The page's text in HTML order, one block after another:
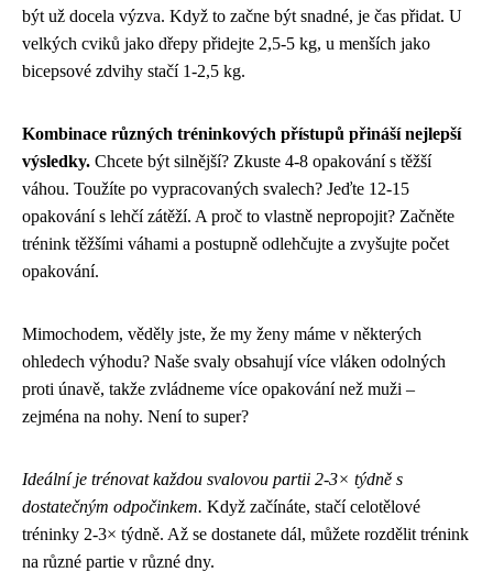
být už docela výzva. Když to začne být snadné, je čas přidat. U
velkých cviků jako dřepy přidejte 2,5-5 kg, u menších jako
bicepsové zdvihy stačí 1-2,5 kg.
Kombinace různých tréninkových přístupů přináší nejlepší
výsledky. Chcete být silnější? Zkuste 4-8 opakování s těžší
váhou. Toužíte po vypracovaných svalech? Jeďte 12-15
opakování s lehčí zátěží. A proč to vlastně nepropojit? Začněte
trénink těžšími váhami a postupně odlehčujte a zvyšujte počet
opakování.
Mimochodem, věděly jste, že my ženy máme v některých
ohledech výhodu? Naše svaly obsahují více vláken odolných
proti únavě, takže zvládneme více opakování než muži –
zejména na nohy. Není to super?
Ideální je trénovat každou svalovou partii 2-3× týdně s
dostatečným odpočinkem. Když začínáte, stačí celotělové
tréninky 2-3× týdně. Až se dostanete dál, můžete rozdělit trénink
na různé partie v různé dny.